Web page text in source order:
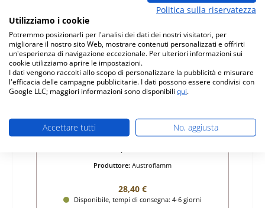
Austroflamm G1 guarnizione per vetro
Produttore: Austroflamm
Prezzo normale:
28,40 €
Disponibile, tempi di consegna: 4-6 giorni
Politica sulla riservatezza
Utilizziamo i cookie
Potremmo posizionarli per l'analisi dei dati dei nostri visitatori, per
migliorare il nostro sito Web, mostrare contenuti personalizzati e offrirti
un'esperienza di navigazione eccezionale. Per ulteriori informazioni sui
cookie utilizziamo aprire le impostazioni.
I dati vengono raccolti allo scopo di personalizzare la pubblicità e misurare
l'efficacia delle campagne pubblicitarie. I dati possono essere condivisi con
Google LLC; maggiori informazioni sono disponibili qui.
Accettare tutti No, aggiusta